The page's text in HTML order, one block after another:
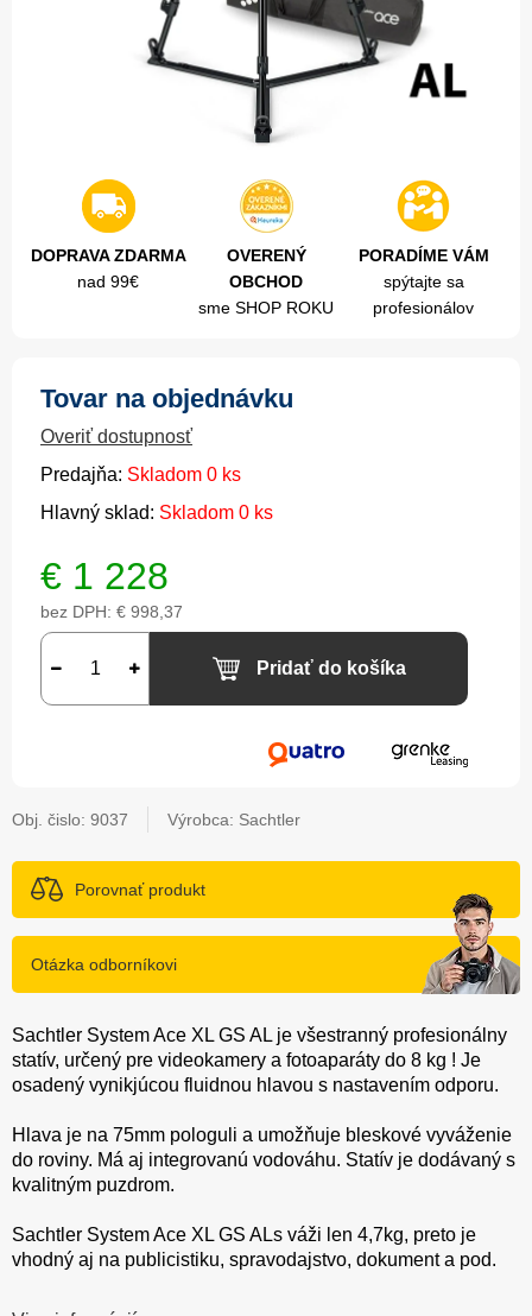
DOPRAVA ZDARMA
nad 99€
OVERENÝ
OBCHOD
sme SHOP ROKU
PORADÍME VÁM
spýtajte sa
profesionálov
Tovar na objednávku
Overiť dostupnosť
Predajňa: Skladom 0 ks
Hlavný sklad: Skladom 0 ks
€ 1 228
bez DPH: € 998,37
Pridať do košíka
Obj. čislo: 9037 Výrobca: Sachtler
Porovnať produkt
Otázka odborníkovi
Sachtler System Ace XL GS AL je všestranný profesionálny
statív, určený pre videokamery a fotoaparáty do 8 kg ! Je
osadený vynikjúcou fluidnou hlavou s nastavením odporu.
Hlava je na 75mm pologuli a umožňuje bleskové vyváženie
do roviny. Má aj integrovanú vodováhu. Statív je dodávaný s
kvalitným puzdrom.
Sachtler System Ace XL GS ALs váži len 4,7kg, preto je
vhodný aj na publicistiku, spravodajstvo, dokument a pod.